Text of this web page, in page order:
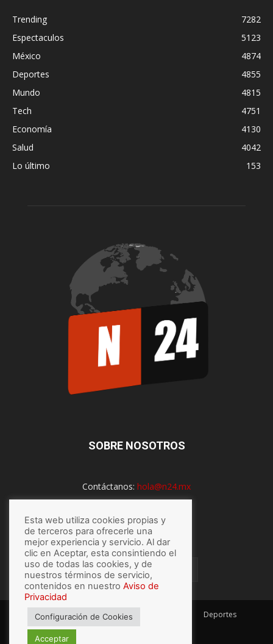
Trending
7282
Espectaculos
5123
México
4874
Deportes
4855
Mundo
4815
Tech
4751
Economía
4130
Salud
4042
Lo último
153
SOBRE NOSOTROS
Contáctanos: hola@n24.mx
SÍGUENOS
México Mundo Economía
Deportes
Espectaculos
Esta web utiliza cookies propias y
de terceros para ofrecerle una
mejor experiencia y servicio. Al dar
clic en Aceptar, esta consintiendo el
uso de todas las cookies, y de
nuestros términos de servicio,
contenidos en nuestro Aviso de
Privacidad
Configuración de Cookies
Acceptar